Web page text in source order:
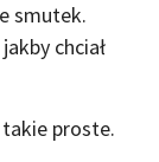
smutek.
chciał
takie proste.